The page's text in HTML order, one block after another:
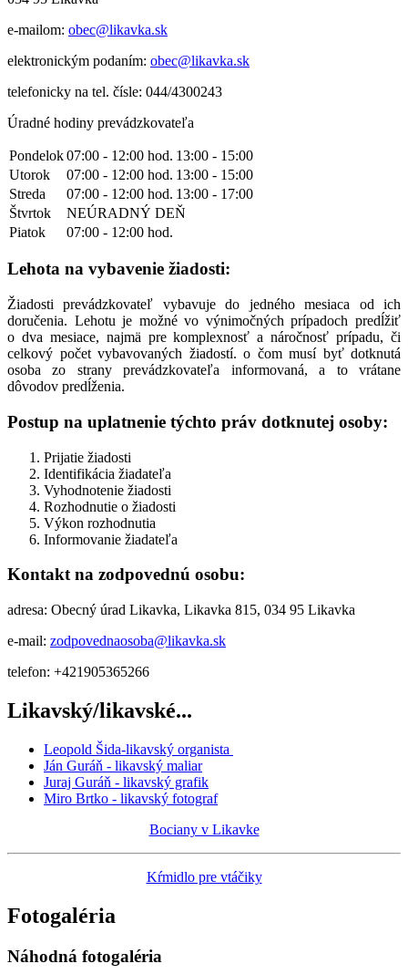
e-mailom: obec@likavka.sk
elektronickým podaním: obec@likavka.sk
telefonicky na tel. čísle: 044/4300243
Úradné hodiny prevádzkovateľa
Pondelok07:00 - 12:00 hod. 13:00 - 15:00
Utorok
07:00 - 12:00 hod. 13:00 - 15:00
Streda
07:00 - 12:00 hod. 13:00 - 17:00
Štvrtok
NEÚRADNÝ DEŇ
Piatok
07:00 - 12:00 hod.
Lehota na vybavenie žiadosti:
Žiadosti prevádzkovateľ vybavuje do jedného mesiaca od ich
doručenia. Lehotu je možné vo výnimočných prípadoch predĺžiť
o dva mesiace, najmä pre komplexnosť a náročnosť prípadu, či
celkový počet vybavovaných žiadostí. o čom musí byť dotknutá
osoba zo strany prevádzkovateľa informovaná, a to vrátane
dôvodov predĺženia.
Postup na uplatnenie týchto práv dotknutej osoby:
Prijatie žiadosti
Identifikácia žiadateľa
Vyhodnotenie žiadosti
Rozhodnutie o žiadosti
Výkon rozhodnutia
Informovanie žiadateľa
Kontakt na zodpovednú osobu:
adresa: Obecný úrad Likavka, Likavka 815, 034 95 Likavka
e-mail: zodpovednaosoba@likavka.sk
telefon: +421905365266
Likavský/likavské...
Leopold Šida-likavský organista
Ján Guráň - likavský maliar
Juraj Guráň - likavský grafik
Miro Brtko - likavský fotograf
Bociany v Likavke
Kŕmidlo pre vtáčiky
Fotogaléria
Náhodná fotogaléria